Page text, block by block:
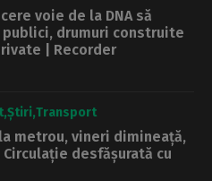
voie de la DNA să
publici, drumuri construite
| Recorder
Știri Transport
metrou, vineri dimineață,
desfășurată cu